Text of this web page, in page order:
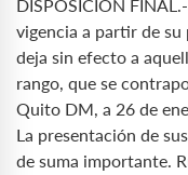
DISPOSICION
vigencia a partir de
deja sin efecto a
rango, que se
Quito DM, a 26 de
La presentación de
de suma importante.